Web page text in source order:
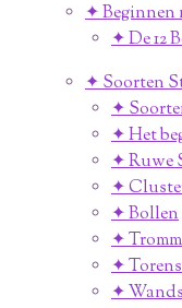
✦ Beginnen
✦ De 12
✦ Soorten
✦
✦ Het
✦ Ruwe
✦
✦ Bollen
✦
✦ Torens
✦